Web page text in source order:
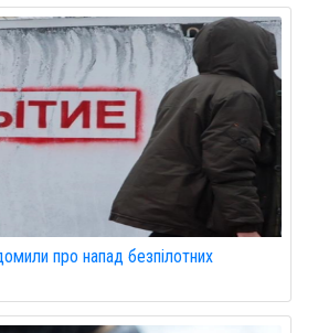
про напад безпілотних